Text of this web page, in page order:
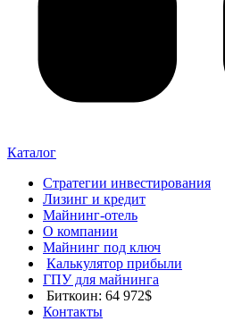
Каталог
Стратегии инвестирования
Лизинг и кредит
Майнинг-отель
О компании
Майнинг под ключ
Калькулятор прибыли
ГПУ для майнинга
Биткоин: 64 972$
Контакты